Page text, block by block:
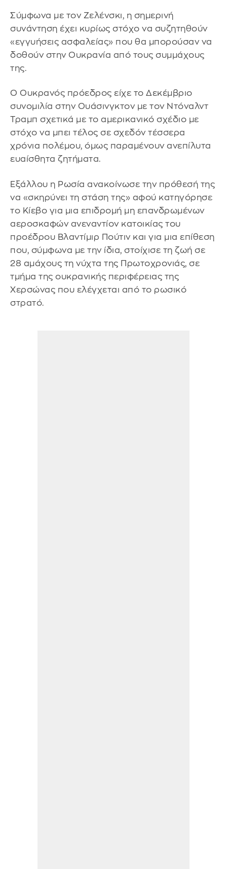
Σύμφωνα με τον Ζελένσκι, η σημερινή
συνάντηση έχει κυρίως στόχο να συζητηθούν
«εγγυήσεις ασφαλείας» που θα μπορούσαν να
δοθούν στην Ουκρανία από τους συμμάχους
της.
Ο Ουκρανός πρόεδρος είχε το Δεκέμβριο
συνομιλία στην Ουάσινγκτον με τον Ντόναλντ
Τραμπ σχετικά με το αμερικανικό σχέδιο με
στόχο να μπει τέλος σε σχεδόν τέσσερα
χρόνια πολέμου, όμως παραμένουν ανεπίλυτα
ευαίσθητα ζητήματα.
Εξάλλου η Ρωσία ανακοίνωσε την πρόθεσή της
να «σκηρύνει τη στάση της» αφού κατηγόρησε
το Κίεβο για μια επιδρομή μη επανδρωμένων
αεροσκαφών ανεναντίον κατοικίας του
προέδρου Βλαντίμιρ Πούτιν και για μια επίθεση
που, σύμφωνα με την ίδια, στοίχισε τη ζωή σε
28 αμάχους τη νύχτα της Πρωτοχρονιάς, σε
τμήμα της ουκρανικής περιφέρειας της
Χερσώνας που ελέγχεται από το ρωσικό
στρατό.